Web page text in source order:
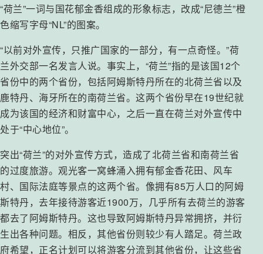
“荷兰”一词与国花郁金香组成的形象标志，改成“尼德兰”橙
色缩写字母“NL”的图案。
“以前对外宣传，只推广国家的一部分，有一点奇怪。”荷
兰外交部一名发言人说。事实上，“荷兰”指的是该国12个
省份中的两个省份，包括阿姆斯特丹所在的北荷兰省以及
鹿特丹、海牙所在的南荷兰省。这两个省份早在19世纪就
成为该国的经济和财富中心，之后一直在荷兰对外宣传中
处于“中心地位”。
突出“荷兰”的对外宣传方式，造成了北荷兰省和南荷兰省
的过度旅游。观光客一窝蜂涌入拥有郁金香花田、风车
村、国际法庭等景点的这两个省。像拥有85万人口的阿姆
斯特丹，去年接待游客近1900万，几乎所有去荷兰的游客
都去了阿姆斯特丹。这也导致阿姆斯特丹异常拥挤，并衍
生出各种问题。相反，其他省份则较少有人踏足。荷兰政
府希望，正名计划可以将游客分流到其他省份，让这些省